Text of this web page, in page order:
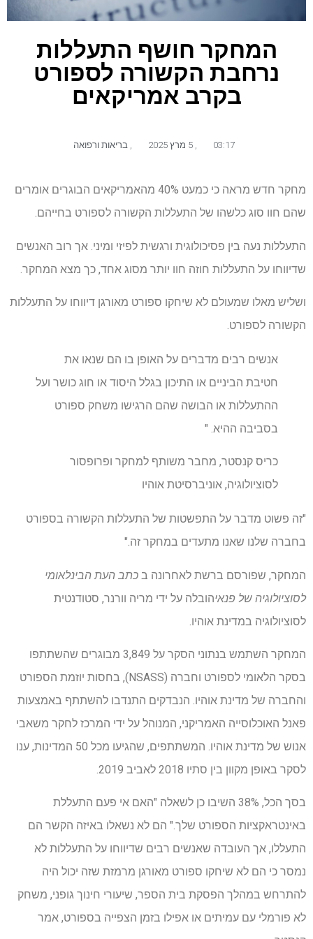
המחקר חושף התעללות
נרחבת הקשורה לספורט
בקרב אמריקאים
03:17 5 מרץ 2025 בריאות ורפואה
מחקר חדש מראה כי כמעט 40% מהאמריקאים הבוגרים אומרים
שהם חוו סוג כלשהו של התעללות הקשורה לספורט בחייהם.
התעללות נעה בין פסיכולוגית ורגשית לפיזי ומיני. אך רוב האנשים
שדיווחו על התעללות חוזה חוו יותר מסוג אחד, כך מצא המחקר.
ושליש מאלו שמעולם לא שיחקו ספורט מאורגן דיווחו על התעללות
הקשורה לספורט.
אנשים רבים מדברים על האופן בו הם שנאו את
חטיבת הביניים או התיכון בגלל היסוד או חוג כושר ועל
ההתעללות או הבושה שהם הרגישו משחק ספורט
בסביבה ההיא. "
כריס קנסטר, מחבר משותף למחקר ופרופסור
לסוציולוגיה, אוניברסיטת אוהיו
"זה פשוט מדבר על התפשטות של התעללות הקשורה בספורט
בחברה שלנו שאנו מתעדים במחקר זה."
המחקר, שפורסם ברשת לאחרונה ב כתב העת הבינלאומי
לסוציולוגיה של פנאיהובלה על ידי מריה וורנר, סטודנטית
לסוציולוגיה במדינת אוהיו.
המחקר השתמש בנתוני הסקר על 3,849 מבוגרים שהשתתפו
בסקר הלאומי לספורט וחברה (NSASS), בחסות יוזמת הספורט
והחברה של מדינת אוהיו. הנבדקים התנדבו להשתתף באמצעות
פאנל האוכלוסייה האמריקני, המנוהל על ידי המרכז לחקר משאבי
אנוש של מדינת אוהיו. המשתתפים, שהגיעו מכל 50 המדינות, ענו
לסקר באופן מקוון בין סתיו 2018 לאביב 2019.
בסך הכל, 38% השיבו כן לשאלה "האם אי פעם התעללת
באינטראקציות הספורט שלך." הם לא נשאלו באיזה הקשר הם
התעללו, אך העובדה שאנשים רבים שדיווחו על התעללות לא
נמסר כי הם לא שיחקו ספורט מאורגן מרמזת שזה יכול היה
להתרחש במהלך הפסקת בית הספר, שיעורי חינוך גופני, משחק
לא פורמלי עם עמיתים או אפילו בזמן הצפייה בספורט, אמר